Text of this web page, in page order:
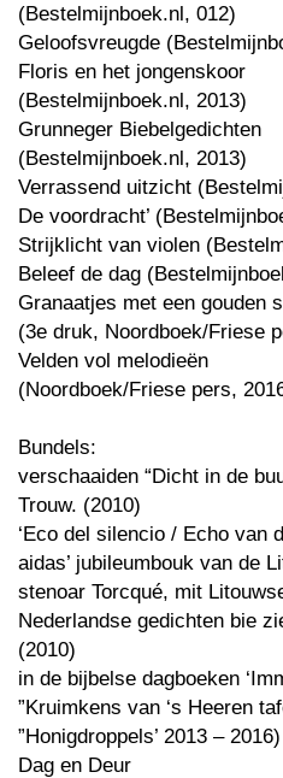
(Bestelmijnboek.nl, 012)
Geloofsvreugde
Floris en het jongenskoor
(Bestelmijnboek.nl, 2013)
Grunneger Biebelgedichten
(Bestelmijnboek.nl, 2013)
Verrassend uitzicht
De voordracht’
Strijklicht van violen
Beleef de dag
Granaatjes met een gouden
(3e druk, Noordboek/Friese
Velden vol melodieën
(Noordboek/Friese pers,
Bundels:
verschaaiden “Dicht in de
Trouw. (2010)
‘Eco del silencio / Echo van
aidas’ jubileumbouk van de
stenoar Torcqué, mit
Nederlandse gedichten bie
(2010)
in de bijbelse dagboeken
”Kruimkens van ‘s Heeren
”Honigdroppels’ 2013 – 2016)
Dag en Deur